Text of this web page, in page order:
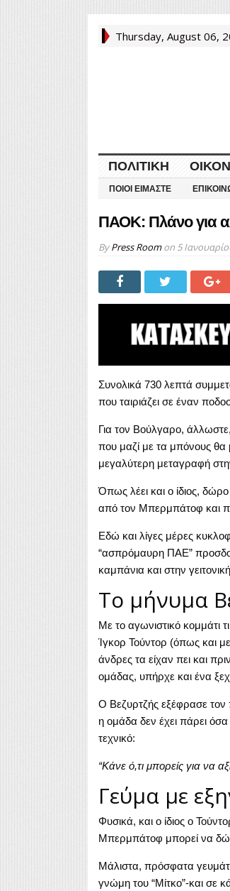
Thursday, August 06,
ΠΟΛΙΤΙΚΉ
ΠΟΙΟΙ ΕΊΜΑΣΤΕ
ΠΑΟΚ: Πλάνο για
ByPress Roomon 5
Συνολικά 730 λεπτά
που ταιριάζει σε έναν
Για τον Βούλγαρο,
που μαζί με τα μπόνους θα
μεγαλύτερη μεταγραφή
Όπως λέει και ο ίδιος,
από τον Μπερμπάτοφ και
Εδώ και λίγες μέρες
“ασπρόμαυρη ΠΑΕ”
καμπάνια και στην
Το μήνυμα
Με το αγωνιστικό κομμάτι
Ίγκορ Τούντορ (όπως και
άνδρες τα είχαν πει και
ομάδας, υπήρχε και ένα
Ο Βεζυρτζής εξέφρασε τον
η ομάδα δεν έχει πάρει
τεχνικό:
“Κάνε ό,τι μπορείς για να
Γεύμα με
Φυσικά, και ο ίδιος ο
Μπερμπάτοφ μπορεί να
Μάλιστα, πρόσφατα
γνώμη του “Μίτκο”-και σε